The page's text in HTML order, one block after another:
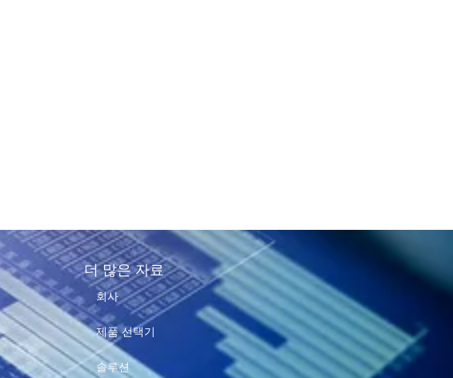
더 많은 자료
회사
제품 선택기
솔루션